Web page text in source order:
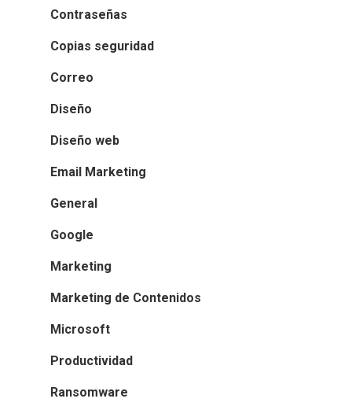
Contraseñas
Copias seguridad
Correo
Diseño
Diseño web
Email Marketing
General
Google
Marketing
Marketing de Contenidos
Microsoft
Productividad
Ransomware